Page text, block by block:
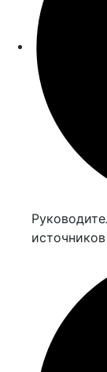
источников